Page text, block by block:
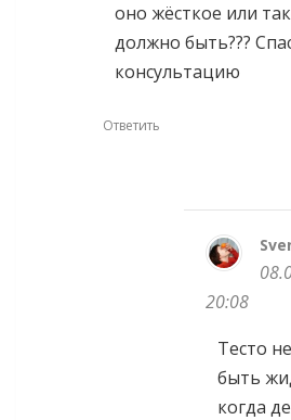
оно жёсткое или
должно быть???
консультацию
Ответить
20:08
Тесто
быть
когда